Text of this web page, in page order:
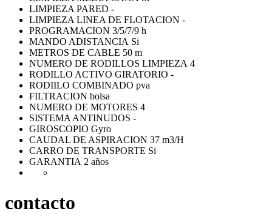
LIMPIEZA PARED -
LIMPIEZA LINEA DE FLOTACION -
PROGRAMACION 3/5/7/9 h
MANDO ADISTANCIA Si
METROS DE CABLE 50 m
NUMERO DE RODILLOS LIMPIEZA 4
RODILLO ACTIVO GIRATORIO -
RODIILO COMBINADO pva
FILTRACION bolsa
NUMERO DE MOTORES 4
SISTEMA ANTINUDOS -
GIROSCOPIO Gyro
CAUDAL DE ASPIRACION 37 m3/H
CARRO DE TRANSPORTE Si
GARANTIA 2 años
contacto